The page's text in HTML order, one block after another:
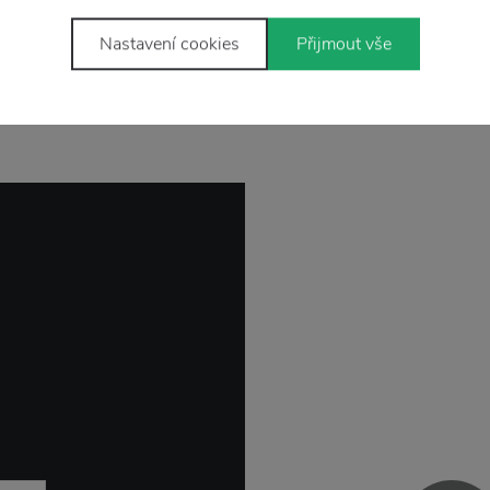
Stojí zapozornosť
Nastavení cookies Přijmout vše